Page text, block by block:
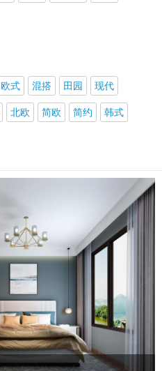
欧式 混搭 田园
现代
北欧 简欧 简约
韩式